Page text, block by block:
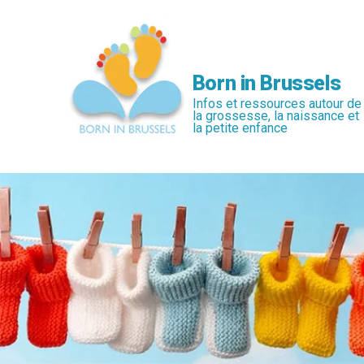
Born in Brussels
Infos et ressources autour de
la grossesse, la naissance et
la petite enfance